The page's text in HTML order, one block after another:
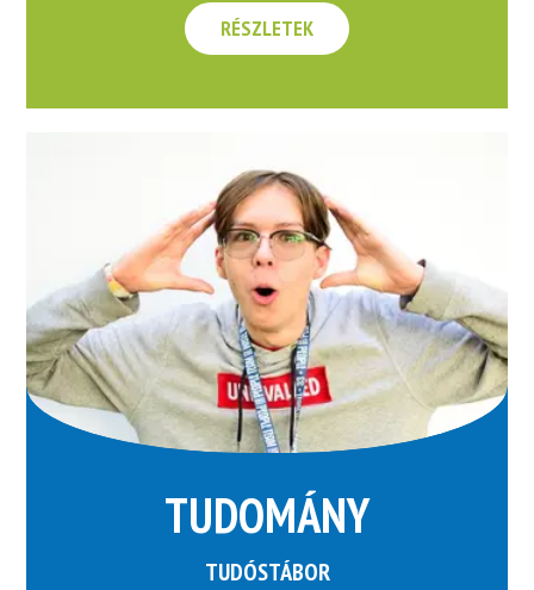
RÉSZLETEK
TUDOMÁNY
TUDÓSTÁBOR